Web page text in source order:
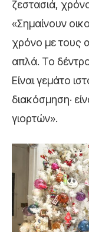
ζεστασιά,
«Σημαίνουν
χρόνο με τους
απλά. Το
Είναι γεμάτο
διακόσμηση·
γιορτών».